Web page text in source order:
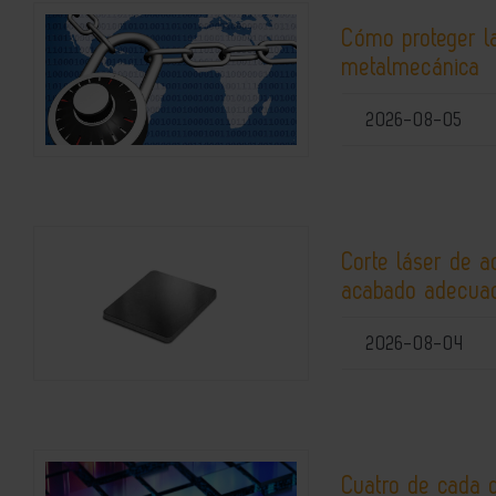
Cómo proteger
metalmecánica
2026-08-05
Corte láser de
acabado
2026-08-04
Cuatro de cada